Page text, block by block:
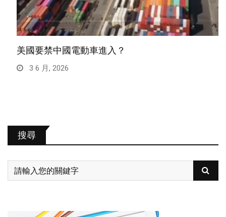
美國要禁中國電動車進入？
3 6 月, 2026
搜尋